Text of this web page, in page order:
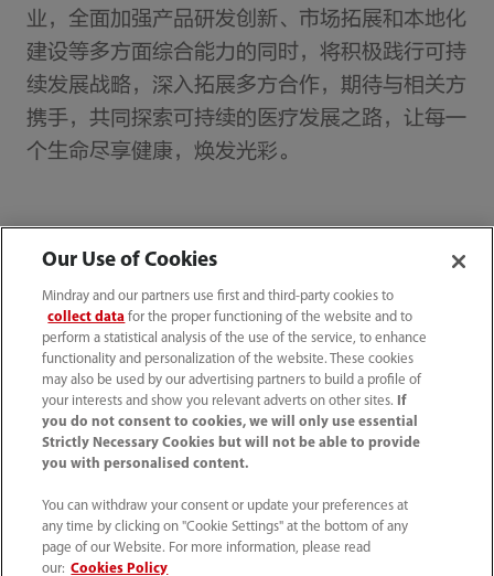
业，全面加强产品研发创新、市场拓展和本地化
建设等多方面综合能力的同时，将积极践行可持
续发展战略，深入拓展多方合作，期待与相关方
携手，共同探索可持续的医疗发展之路，让每一
个生命尽享健康，焕发光彩。
首页 媒体中心
新闻速递
出分了！迈瑞医疗MSCI ESG评级跃升至AA级
产品及解决方案
用户服务
Our Use of Cookies
Mindray and our partners use first and third-party cookies to
collect data for the proper functioning of the website and to
perform a statistical analysis of the use of the service, to enhance
functionality and personalization of the website. These cookies
may also be used by our advertising partners to build a profile of
your interests and show you relevant adverts on other sites.
If
you do not consent to cookies, we will only use essential
Strictly Necessary Cookies but will not be able to provide
you with personalised content.
You can withdraw your consent or update your preferences at
any time by clicking on "Cookie Settings" at the bottom of any
page of our Website. For more information, please read
our: Cookies Policy